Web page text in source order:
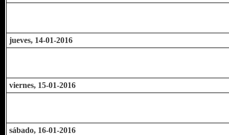
jueves, 14-01-2016
viernes, 15-01-2016
sábado, 16-01-2016